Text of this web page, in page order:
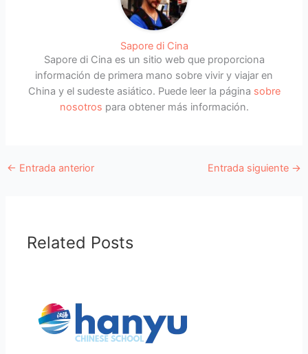
Sapore di Cina
Sapore di Cina es un sitio web que proporciona
información de primera mano sobre vivir y viajar en
China y el sudeste asiático. Puede leer la página sobre
nosotros para obtener más información.
← Entrada anterior Entrada siguiente →
Related Posts